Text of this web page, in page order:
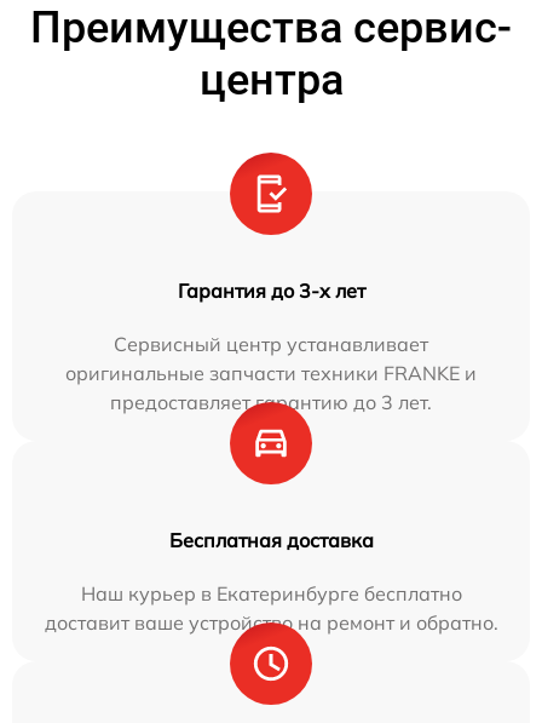
Преимущества сервис-
центра
Гарантия до 3-х лет
Сервисный центр устанавливает
оригинальные запчасти техники FRANKE и
предоставляет гарантию до 3 лет.
Бесплатная доставка
Наш курьер в Екатеринбурге бесплатно
доставит ваше устройство на ремонт и обратно.